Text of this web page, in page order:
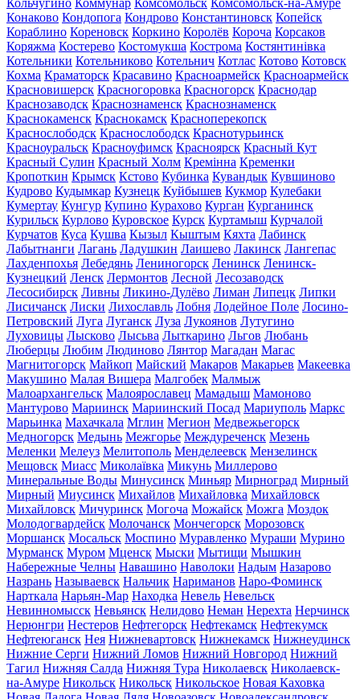
Кольчугино Коммунар Комсомольск Комсомольск-на-Амуре
Конаково Кондопога Кондрово Константиновск Копейск
Кораблино Кореновск Коркино Королёв Короча Корсаков
Коряжма Костерево Костомукша Кострома Костянтинівка
Котельники Котельниково Котельнич Котлас Котово Котовск
Кохма Краматорск Красавино Красноармейск Красноармейск
Красновишерск Красногоровка Красногорск Краснодар
Краснозаводск Краснознаменск Краснознаменск
Краснокаменск Краснокамск Красноперекопск
Краснослободск Краснослободск Краснотурьинск
Красноуральск Красноуфимск Красноярск Красный Кут
Красный Сулин Красный Холм Кремінна Кременки
Кропоткин Крымск Кстово Кубинка Кувандык Кувшиново
Кудрово Кудымкар Кузнецк Куйбышев Кукмор Кулебаки
Кумертау Кунгур Купино Курахово Курган Курганинск
Курильск Курлово Куровское Курск Куртамыш Курчалой
Курчатов Куса Кушва Кызыл Кыштым Кяхта Лабинск
Лабытнанги Лагань Ладушкин Лаишево Лакинск Лангепас
Лахденпохья Лебедянь Лениногорск Ленинск Ленинск-
Кузнецкий Ленск Лермонтов Лесной Лесозаводск
Лесосибирск Ливны Ликино-Дулёво Лиман Липецк Липки
Лисичанск Лиски Лихославль Лобня Лодейное Поле Лосино-
Петровский Луга Луганск Луза Лукоянов Лутугино
Луховицы Лысково Лысьва Лыткарино Льгов Любань
Люберцы Любим Людиново Лянтор Магадан Магас
Магнитогорск Майкоп Майский Макаров Макарьев Макеевка
Макушино Малая Вишера Малгобек Малмыж
Малоархангельск Малоярославец Мамадыш Мамоново
Мантурово Мариинск Мариинский Посад Мариуполь Маркс
Марьинка Махачкала Мглин Мегион Медвежьегорск
Медногорск Медынь Межгорье Междуреченск Мезень
Меленки Мелеуз Мелитополь Менделеевск Мензелинск
Мещовск Миасс Миколаївка Микунь Миллерово
Минеральные Воды Минусинск Миньяр Мирноград Мирный
Мирный Миусинск Михайлов Михайловка Михайловск
Михайловск Мичуринск Могоча Можайск Можга Моздок
Молодогвардейск Молочанск Мончегорск Морозовск
Моршанск Мосальск Моспино Муравленко Мураши Мурино
Мурманск Муром Мценск Мыски Мытищи Мышкин
Набережные Челны Навашино Наволоки Надым Назарово
Назрань Называевск Нальчик Нариманов Наро-Фоминск
Нарткала Нарьян-Мар Находка Невель Невельск
Невинномысск Невьянск Нелидово Неман Нерехта Нерчинск
Нерюнгри Нестеров Нефтегорск Нефтекамск Нефтекумск
Нефтеюганск Нея Нижневартовск Нижнекамск Нижнеудинск
Нижние Серги Нижний Ломов Нижний Новгород Нижний
Тагил Нижняя Салда Нижняя Тура Николаевск Николаевск-
на-Амуре Никольск Никольск Никольское Новая Каховка